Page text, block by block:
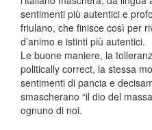
sentimenti più autentici e
friulano, che finisce così per
d’animo e istinti più autentici.
Le buone maniere, la
politically correct, la stessa
sentimenti di pancia e
smascherano “il dio del
ognuno di noi.